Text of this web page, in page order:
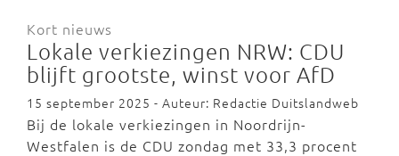
Kort nieuws
Lokale verkiezingen NRW: CDU
blijft grootste, winst voor AfD
15 september 2025 - Auteur: Redactie Duitslandweb
Bij de lokale verkiezingen in Noordrijn-
Westfalen is de CDU zondag met 33,3 procent